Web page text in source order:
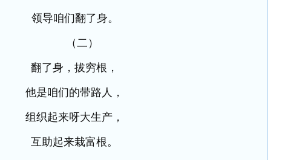
领导咱们翻了身。
（二）
翻了身，拔穷根，
他是咱们的带路人，
组织起来呀大生产，
互助起来栽富根。